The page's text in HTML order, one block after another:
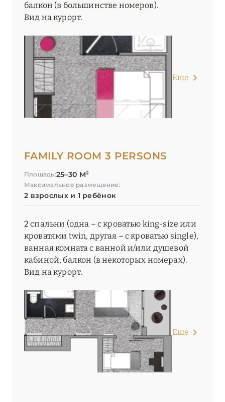
балкон (в большинстве номеров).
Вид на курорт.
Еще
FAMILY ROOM 3 PERSONS
Площадь:25–30 М²
Максимальное размещение:
2 взрослых и 1 ребёнок
2 спальни (одна – с кроватью king-size или
кроватями twin, другая – с кроватью single),
ванная комната с ванной и/или душевой
кабиной, балкон (в некоторых номерах).
Вид на курорт.
Еще